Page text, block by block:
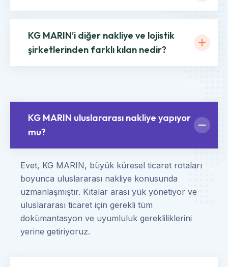
KG MARIN’i diğer nakliye ve lojistik
şirketlerinden farklı kılan nedir?
KG MARIN uluslararası nakliye yapıyor
mu?
Evet, KG MARIN, büyük küresel ticaret rotaları
boyunca uluslararası nakliye konusunda
uzmanlaşmıştır. Kıtalar arası yük yönetiyor ve
uluslararası ticaret için gerekli tüm
dokümantasyon ve uyumluluk gerekliliklerini
yerine getiriyoruz.